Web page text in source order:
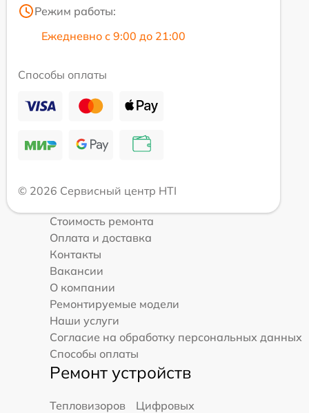
Режим работы:
Ежедневно с 9:00 до 21:00
Способы оплаты
© 2026 Сервисный центр HTI
Стоимость ремонта
Оплата и доставка
Контакты
Вакансии
О компании
Ремонтируемые модели
Наши услуги
Согласие на обработку персональных данных
Способы оплаты
Ремонт устройств
Тепловизоров
Цифровых